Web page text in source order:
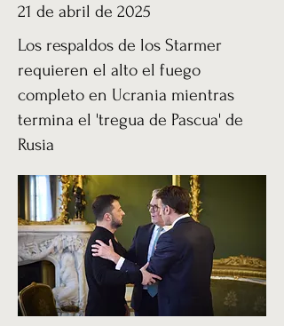
21 de abril de 2025
Los respaldos de los Starmer
requieren el alto el fuego
completo en Ucrania mientras
termina el 'tregua de Pascua' de
Rusia